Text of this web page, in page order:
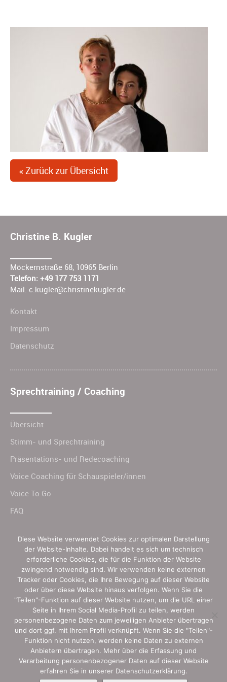
« Zurück zur Übersicht
Christine B. Kugler
Möckernstraße 68, 10965 Berlin
Telefon: +49 177 753 1171
Mail: c.kugler@christinekugler.de
Kontakt
Impressum
Datenschutz
Sprechtraining / Coaching
Übersicht
Stimm- und Sprechtraining
Präsentations- und Redecoaching
Voice Coaching für Schauspieler/innen
Voice To Go
FAQ
Jetzt ganz einfach teilen:
FacebookTwitter LinkedInXING Email
Folgen:
Christine Kugler auf Linkedin
Sebastian KlammerGrafikdesign Berlin
Diese Website verwendet Cookies zur optimalen Darstellung
der Website-Inhalte. Dabei handelt es sich um technisch
erforderliche Cookies, die für die Funktion der Website
zwingend notwendig sind. Wir verwenden keine externen
Tracker oder Cookies, die Ihre Bewegung auf dieser Website
oder über diese Website hinaus verfolgen. Wenn Sie die
"Teilen"-Funktion auf dieser Website nutzen, um die URL einer
Seite in Ihrem Social Media-Profil zu teilen, werden
personenbezogene Daten zum jeweiligen Anbieter übertragen
und dort ggf. mit Ihrem Profil verknüpft. Wenn Sie die "Teilen"-
Funktion nicht nutzen, werden keine Daten zu externen
Anbietern übertragen. Mehr über die Erfassung und
Verarbeitung personenbezogener Daten auf dieser Website
erfahren Sie in unserer Datenschutzerklärung.